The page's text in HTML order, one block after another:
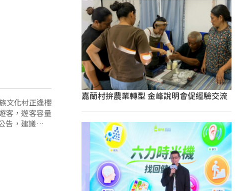
文化村正逢櫻
客，遊客容量
，建議民眾
嘉蘭村拚農業轉型 金峰說明會促經驗交流